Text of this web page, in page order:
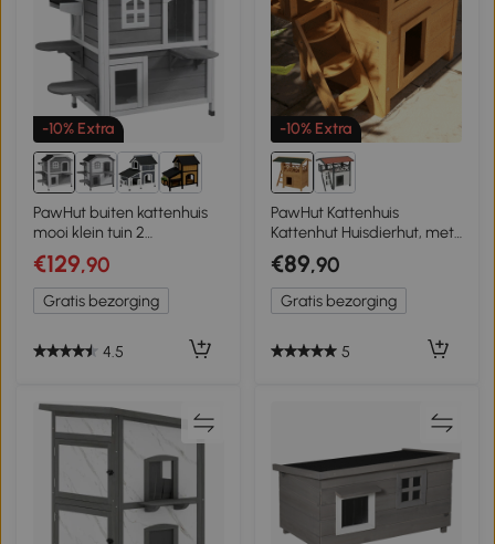
-10% Extra
PawHut buiten kattenhuis
mooi klein tuin 2
verdiepingen massief hout
grijs
€129,90
Gratis bezorging
4.5
-10% Extra
PawHut Kattenhuis
Kattenhut Huisdierhut, met
dak van asfalt, 2
verdiepingen, 1 ladder,
natuurlijk + groen
€89,90
Gratis bezorging
5